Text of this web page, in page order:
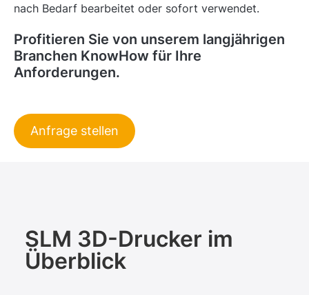
nach Bedarf bearbeitet oder sofort verwendet.
Profitieren Sie von unserem langjährigen
Branchen KnowHow für Ihre
Anforderungen.
Anfrage stellen
SLM 3D-Drucker im
Überblick